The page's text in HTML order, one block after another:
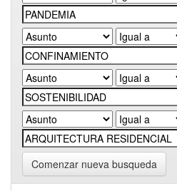
Comenzar nueva busqueda